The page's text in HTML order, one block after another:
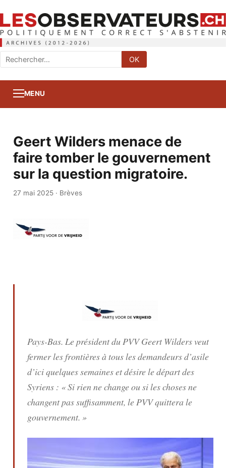
Rechercher
:
OK
MENU
Geert Wilders menace de
faire tomber le gouvernement
sur la question migratoire.
27 mai 2025· Brèves
Pays-Bas. Le président du PVV Geert Wilders veut
fermer les frontières à tous les demandeurs d’asile
d’ici quelques semaines et désire le départ des
Syriens : « Si rien ne change ou si les choses ne
changent pas suffisamment, le PVV quittera le
gouvernement. »